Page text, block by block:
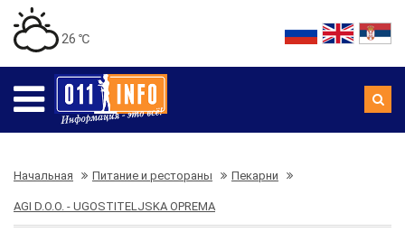
26 ℃
Начальная Питание и рестораны Пекарни
AGI D.O.O. - UGOSTITELJSKA OPREMA